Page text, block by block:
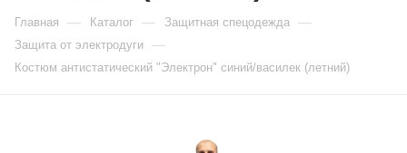
Главная — Каталог — Защитная спецодежда —
Защита от электродуги —
Костюм антистатический "Электрон" синий/василек (летний)